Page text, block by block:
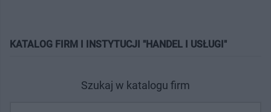
KATALOG FIRM I INSTYTUCJI "HANDEL I USŁUGI"
Szukaj w katalogu firm